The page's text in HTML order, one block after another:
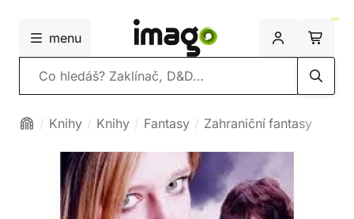
menu
Vyhledávání
Knihy Knihy Fantasy Zahraniční fantasy